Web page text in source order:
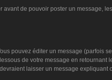
de pouvoir poster un message,
pouvez éditer un message (parfois
de votre message en
laisser un message